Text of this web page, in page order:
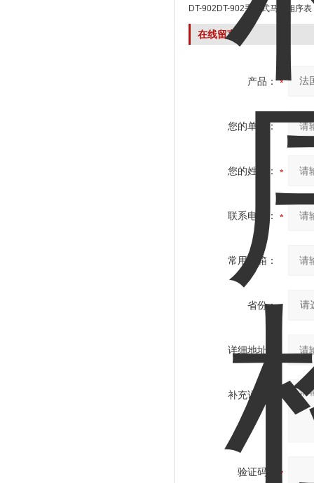
DT-902DT-902手持式马达相序表
在线留言
产品：
您的单位：
您的姓名：
联系电话：
常用邮箱：
省份：
详细地址：
补充说明：
验证码：